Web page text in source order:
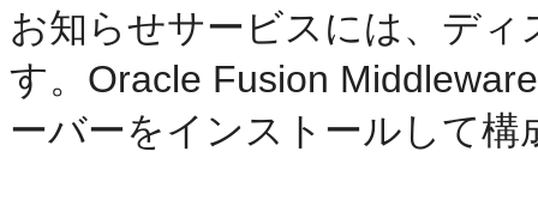
お知らせサービス には、ディ
す。Oracle Fusion
ーバーをインストールして